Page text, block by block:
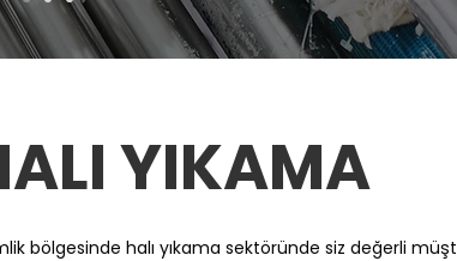
YIKAMA
bölgesinde halı yıkama sektöründe siz değerli